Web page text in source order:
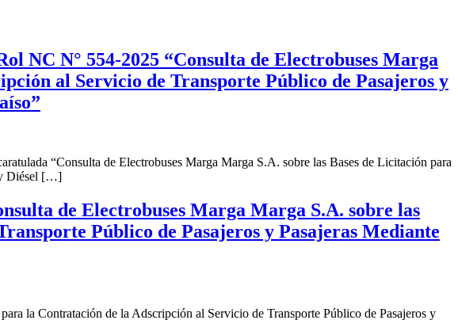
NC N° 554-2025 “Consulta de Electrobuses Marga
al Servicio de Transporte Público de Pasajeros y
“Consulta de Electrobuses Marga Marga S.A. sobre las Bases de Licitación para
y Diésel […]
de Electrobuses Marga Marga S.A. sobre las
Público de Pasajeros y Pasajeras Mediante
la Contratación de la Adscripción al Servicio de Transporte Público de Pasajeros y